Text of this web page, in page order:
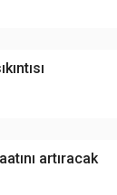
artıracak